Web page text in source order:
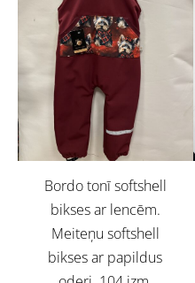
Bordo tonī softshell
bikses ar lencēm.
Meiteņu softshell
bikses ar papildus